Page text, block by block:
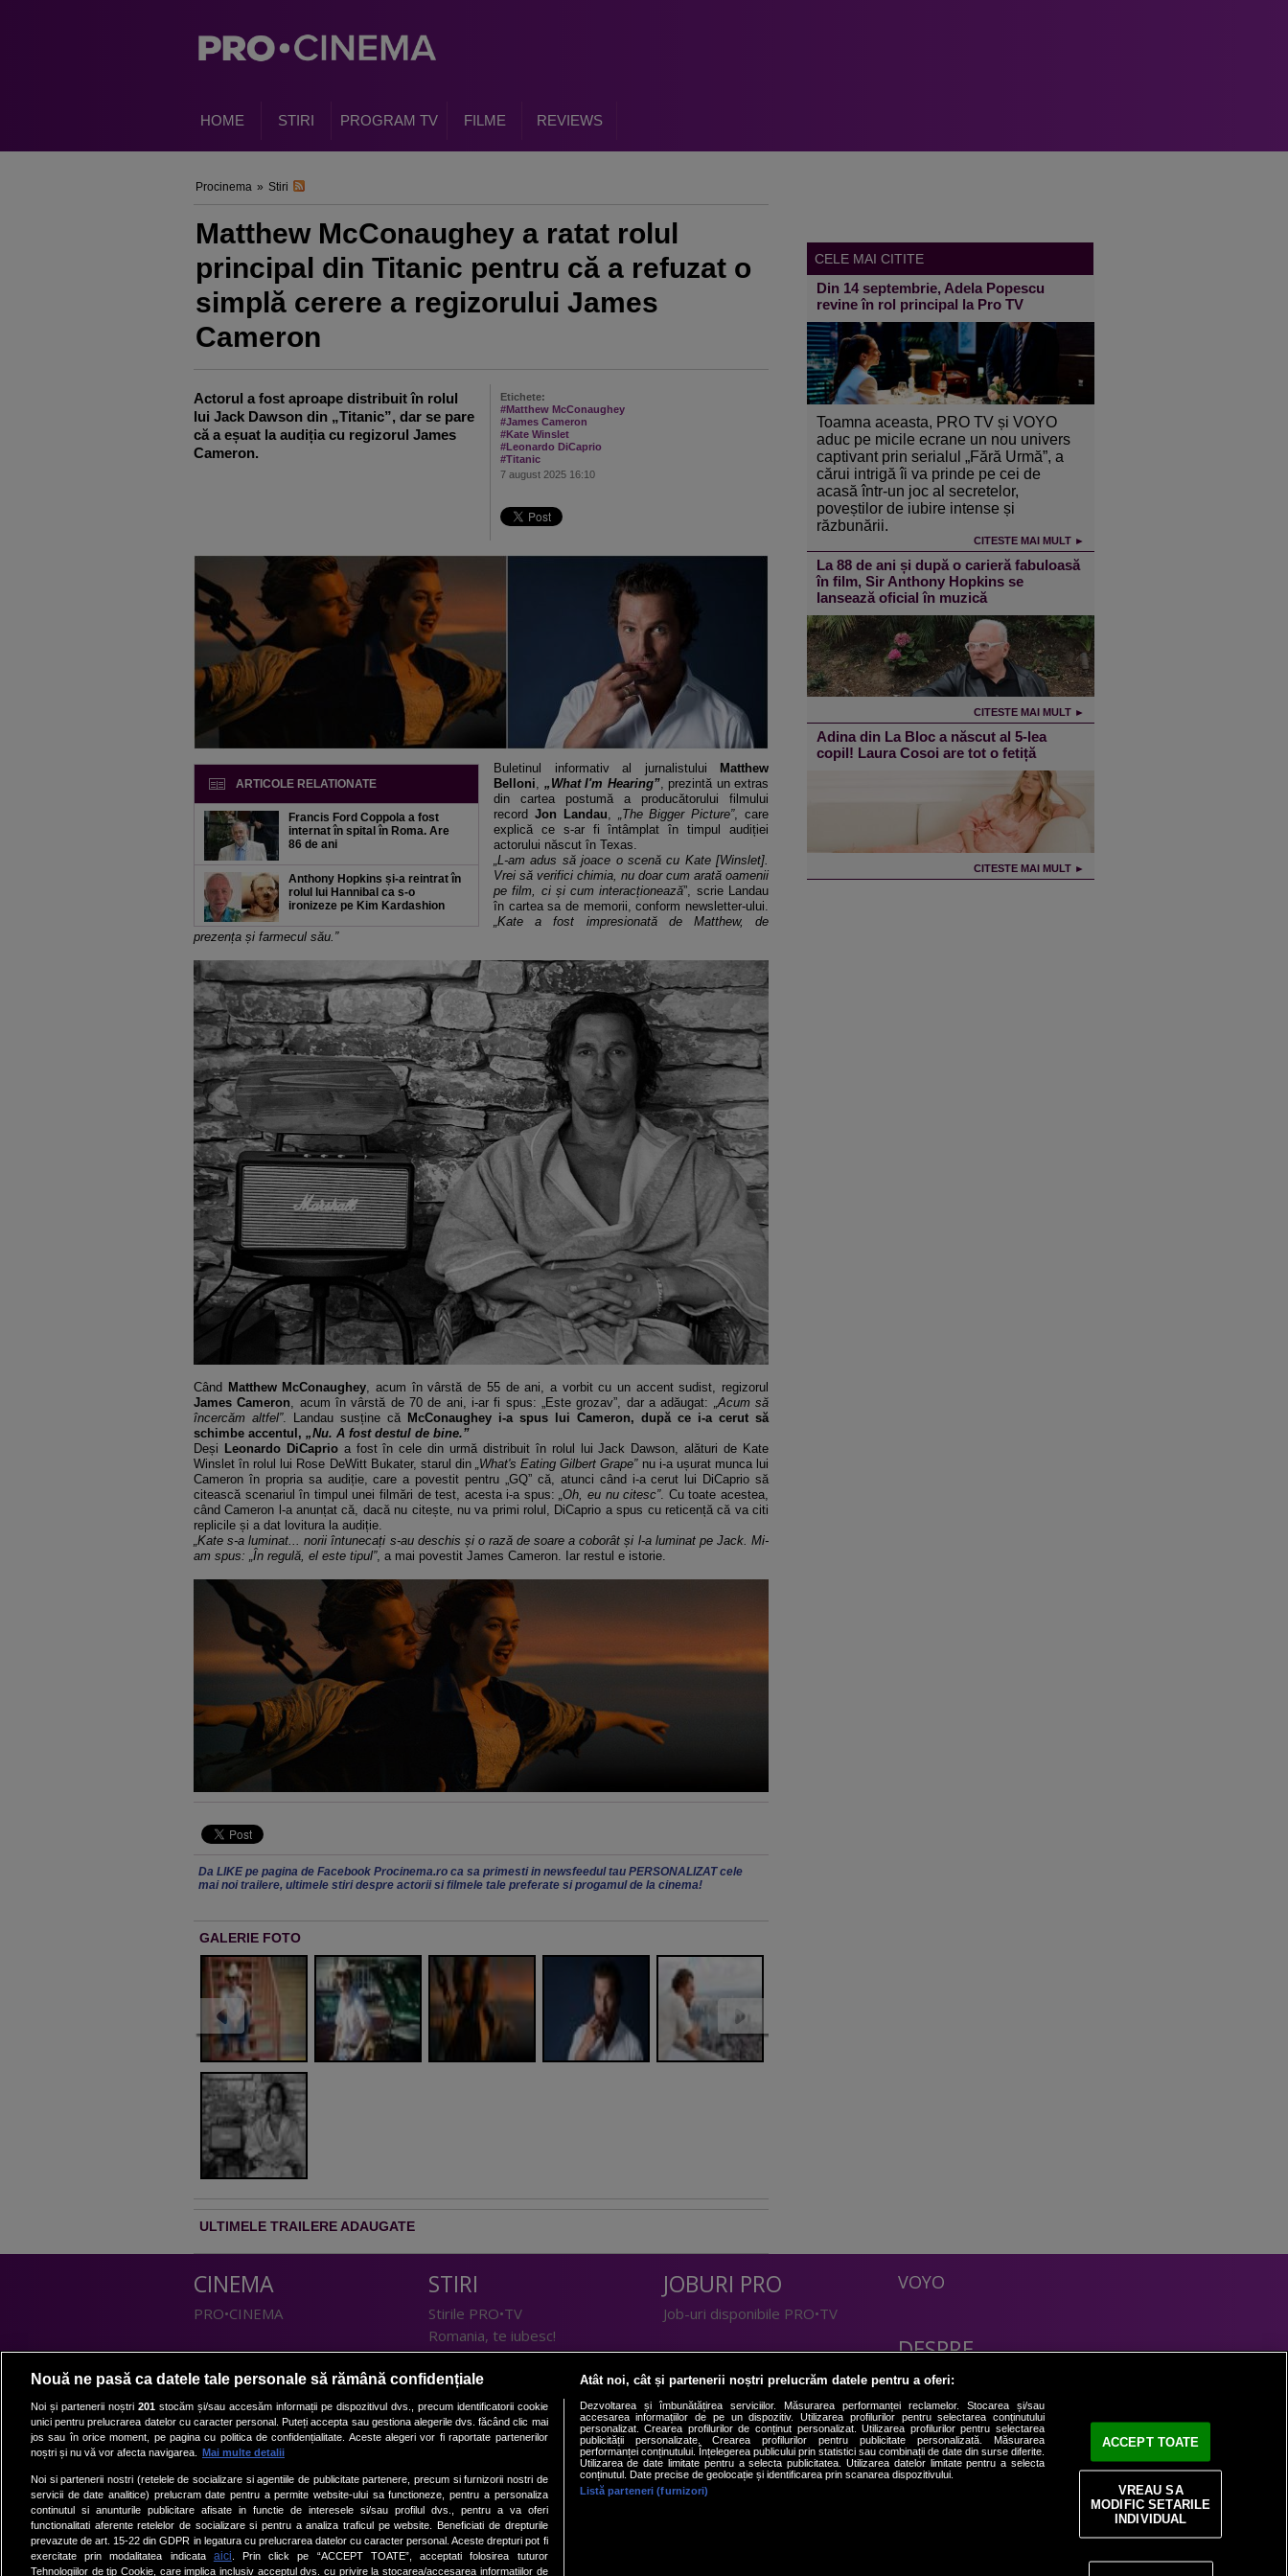
HOME STIRI PROGRAM TV FILME REVIEWS
Procinema » Stiri
Matthew McConaughey a ratat rolul
principal din Titanic pentru că a refuzat o
simplă cerere a regizorului James
Cameron
Etichete:
#Matthew McConaughey
#James Cameron
#Kate Winslet
#Leonardo DiCaprio
#Titanic
7 august 2025 16:10
Actorul a fost aproape distribuitîn rolul
lui Jack Dawson din „Titanic”, dar se pare
că a eșuat la audiția cu regizorul James
Cameron.
ARTICOLE RELATIONATE
Francis Ford Coppola a fost
internatîn spital în Roma. Are
86 de ani
Anthony Hopkins și-a reintratîn
rolul lui Hannibal ca s-o
ironizeze pe Kim Kardashion
Buletinul informativ al jurnalistului
Matthew
Belloni, „What I'm Hearing”, prezintă un extras
din cartea postumă a producătorului filmului
record Jon Landau, „The Bigger Picture”, care
explică ce s-ar fiîntâmplat în timpul audiției
actorului născut în Texas.
„L-am adus să joace o scenă cu Kate [Winslet].
Vrei să verifici chimia, nu doar cum arată oamenii
pe film, ci și cum interacționează”, scrie Landau
în cartea sa de memorii, conform newsletter-ului.
„Kate a fost impresionată de Matthew, de
prezența și farmecul său.”
Când Matthew McConaughey , acum în vârstă de 55 de ani, a vorbit cu un accent sudist, regizorul
James Cameron , acumîn vârstă de 70 de ani, i-ar fi spus: „Este grozav”, dar a adăugat: „Acum să
încercăm altfel”. Landau susține că McConaughey i-a spus lui Cameron, după ce i-a cerut să
schimbe accentul, „Nu. A fost destul de bine.”
Deși Leonardo DiCaprio a fostîn cele din urmă distribuit în rolul lui Jack Dawson, alături de Kate
Winsletîn rolul lui Rose DeWitt Bukater, starul din „What's Eating Gilbert Grape” nu i-a ușurat munca lui
Cameron în propria sa audiție, care a povestit pentru „GQ” că, atunci când i-a cerut lui DiCaprio să
citească scenariulîn timpul unei filmări de test, acesta i-a spus: „Oh, eu nu citesc”. Cu toate acestea,
când Cameron l-a anunțat că, dacă nu citește, nu va primi rolul, DiCaprio a spus cu reticență că va citi
replicile și a dat lovitura la audiție.
„Kate s-a luminat... noriiîntunecați s-au deschis și o rază de soare a coborâtși l-a luminat pe Jack. Mi-
am spus: În regulă, el este tipul”, a mai povestit James Cameron. Iar restul e istorie.
Da LIKE pe pagina de Facebook Procinema.ro ca sa primesti in newsfeedul tau PERSONALIZAT cele
mai noi trailere, ultimele stiri despre actorii si filmele tale preferate si progamul de la cinema!
GALERIE FOTO
ULTIMELE TRAILERE ADAUGATE
CELE MAI CITITE
Din 14 septembrie, Adela Popescu
revine în rol principal la Pro TV
Toamna aceasta, PRO TV și VOYO
aduc pe micile ecrane un nou univers
captivant prin serialul „Fără Urmă”, a
cărui intrigă îi va prinde pe cei de
acasă într-un joc al secretelor,
poveștilor de iubire intense și
răzbunării.
CITESTE MAI MULT ►
La 88 de ani și după o carieră fabuloasă
în film, Sir Anthony Hopkins se
lansează oficial în muzică
CITESTE MAI MULT ►
Adina din La Bloc a născut al 5-lea
copil! Laura Cosoi are tot o fetiță
CITESTE MAI MULT ►
CINEMA
PRO•CINEMA
DIVERTISMENT
PRO•TV
Romanii au talent
Vocea Romaniei
Las Fierbinti
La Maruta
Apropo TV
STIRI
Stirile PRO•TV
Romania, te iubesc!
TEHNOLOGIE
I Like IT
SPORT
Sport.ro
PRO•ARENA
JOBURI PRO
Job-uri disponibile PRO•TV
LIFESTYLE
Doctor de Bine
Acasă
Acasă Gold
Perfecte
DeBarbati
VOYO
DESPRE
Politica Confidentialitate
Contact
Nouă ne pasă ca datele tale personale să rămână confidențiale
Noi și partenerii noștri 201stocăm și/sau accesăm informații pe dispozitivul dvs., precum identificatorii cookie
unici pentru prelucrarea datelor cu caracter personal. Puteți accepta sau gestiona alegerile dvs. făcând clic mai
jos sau în orice moment, pe pagina cu politica de confidențialitate. Aceste alegeri vor fi raportate partenerilor
noștri și nu vă vor afecta navigarea.
Mai multe detalii
Noi si partenerii nostri (retelele de socializare si agentiile de publicitate partenere, precum si furnizorii nostri de
servicii de date analitice) prelucram date pentru a permite website-ului sa functioneze, pentru a personaliza
continutul si anunturile publicitare afisate in functie de interesele si/sau profilul dvs., pentru a va oferi
functionalitati aferente retelelor de socializare si pentru a analiza traficul pe website. Beneficiati de drepturile
prevazute de art. 15-22 din GDPR in legatura cu prelucrarea datelor cu caracter personal. Aceste drepturi pot fi
exercitate prin modalitatea indicata aici . Prin click pe “ACCEPT TOATE”, acceptati folosirea tuturor
Tehnologiilor de tip Cookie, care implica inclusiv acceptul dvs. cu privire la stocarea/accesarea informatiilor de
Atât noi, cât și partenerii noștri prelucrăm datele pentru a oferi:
Dezvoltarea și îmbunătățirea serviciilor. Măsurarea performanței reclamelor. Stocarea și/sau
accesarea informațiilor de pe un dispozitiv. Utilizarea profilurilor pentru selectarea conținutului
personalizat. Crearea profilurilor de conținut personalizat. Utilizarea profilurilor pentru selectarea
publicității personalizate. Crearea profilurilor pentru publicitate personalizată. Măsurarea
performanței conținutului. Înțelegerea publicului prin statistici sau combinații de date din surse diferite.
Utilizarea de date limitate pentru a selecta publicitatea. Utilizarea datelor limitate pentru a selecta
conținutul. Date precise de geolocație și identificarea prin scanarea dispozitivului.
Listă parteneri (furnizori)
ACCEPT TOATE
VREAU SA
MODIFIC SETARILE
INDIVIDUAL